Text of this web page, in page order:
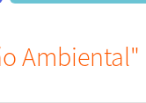
Ambiental"